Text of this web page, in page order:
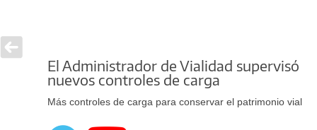
El Administrador de Vialidad supervisó
nuevos controles de carga
Más controles de carga para conservar el patrimonio vial